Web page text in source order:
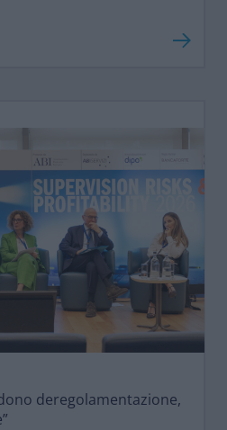
deregolamentazione,